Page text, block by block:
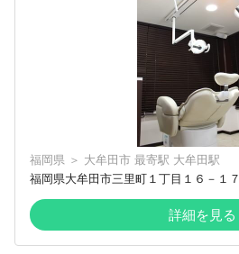
福岡県 ＞ 大牟田市 最寄駅 大牟田駅
福岡県大牟田市三里町１丁目１６－１７
詳細を見る